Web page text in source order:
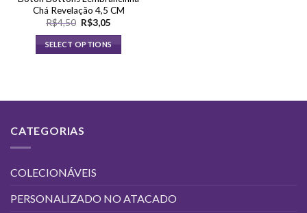
Chá Revelação 4,5 CM
R$4,50 O
preço
original
era:
R$4,50.
R$3,05
atual
é:
R$3,05.
SELECT OPTIONS
CATEGORIAS
COLECIONÁVEIS
PERSONALIZADO NO ATACADO